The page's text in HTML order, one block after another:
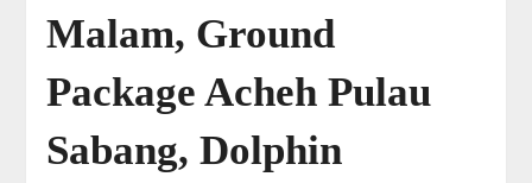
Malam, Ground
Package Acheh Pulau
Sabang, Dolphin